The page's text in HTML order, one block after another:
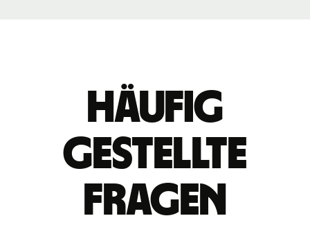
Häufig
gestellte
Fragen